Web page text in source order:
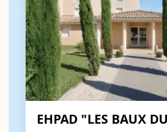
EHPAD "LES BAUX